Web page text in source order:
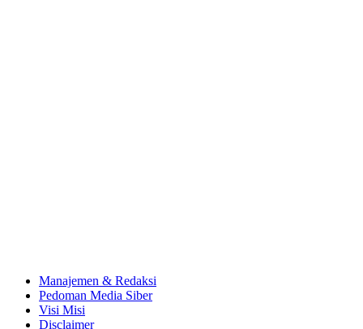
Manajemen & Redaksi
Pedoman Media Siber
Visi Misi
Disclaimer